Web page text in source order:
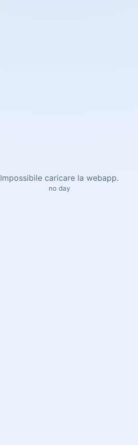
Impossibile caricare la webapp.
no day